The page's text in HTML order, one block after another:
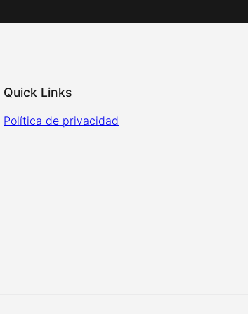
Quick Links
Política de privacidad